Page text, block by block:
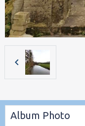
Album Photo